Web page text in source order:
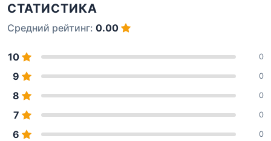
СТАТИСТИКА
Средний рейтинг: 0.00
10 0
9 0
8 0
7 0
6 0